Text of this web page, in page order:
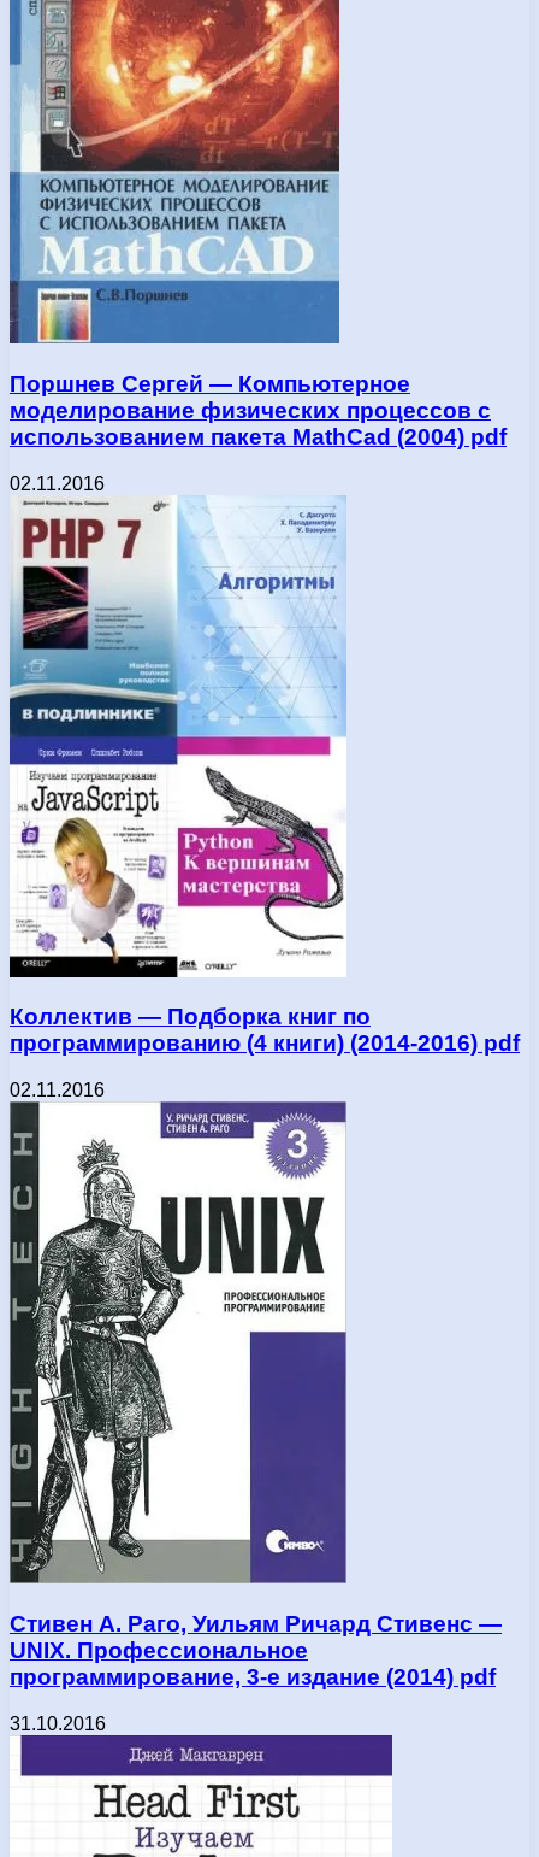
Поршнев Сергей — Компьютерное
моделирование физических процессов с
использованием пакета MathCad (2004) pdf
02.11.2016
Коллектив — Подборка книг по
программированию (4 книги) (2014-2016) pdf
02.11.2016
Стивен А. Раго, Уильям Ричард Стивенс —
UNIX. Профессиональное
программирование, 3-е издание (2014) pdf
31.10.2016